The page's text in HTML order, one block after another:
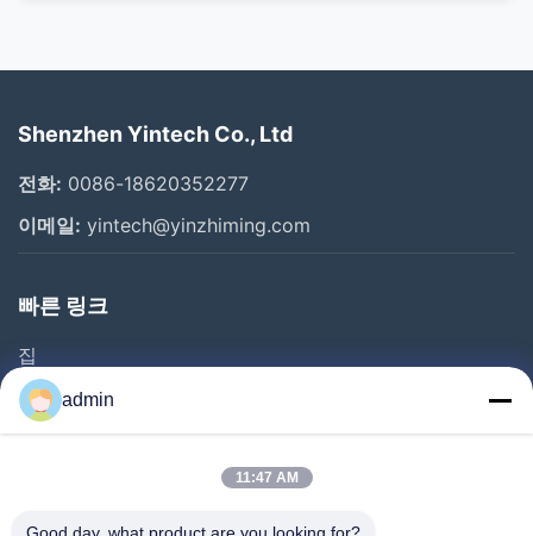
Shenzhen Yintech Co., Ltd
전화: 0086-18620352277
이메일: yintech@yinzhiming.com
빠른 링크
집
제품
동영상
공장 여행
admin
11:47 AM